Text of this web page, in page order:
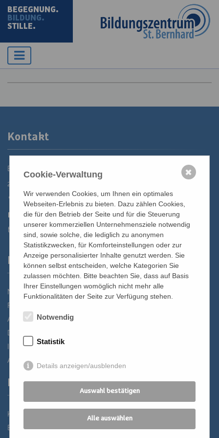
BEGEGNUNG.
BILDUNG.
STILLE.
Kontakt
Bildungszentrum St. Bernhard der Erzdiözese Wien
2700 Wiener Neustadt, Domplatz 1
02622 29131-5040
st.bernhard@edw.or.at
Links
Newsletter
Förderverein
Anreise
Datenschutz
Impressum
AGB
Partner
Katholisches Bildungswerk Wien
Bildung Regional
Cookie-Verwaltung
Wir verwenden Cookies, um Ihnen ein optimales
Webseiten-Erlebnis zu bieten. Dazu zählen Cookies,
die für den Betrieb der Seite und für die Steuerung
unserer kommerziellen Unternehmensziele notwendig
sind, sowie solche, die lediglich zu anonymen
Statistikzwecken, für Komforteinstellungen oder zur
Anzeige personalisierter Inhalte genutzt werden. Sie
können selbst entscheiden, welche Kategorien Sie
zulassen möchten. Bitte beachten Sie, dass auf Basis
Ihrer Einstellungen womöglich nicht mehr alle
Funktionalitäten der Seite zur Verfügung stehen.
Notwendig
Statistik
Details anzeigen/ausblenden
Auswahl bestätigen
Alle auswählen
✖